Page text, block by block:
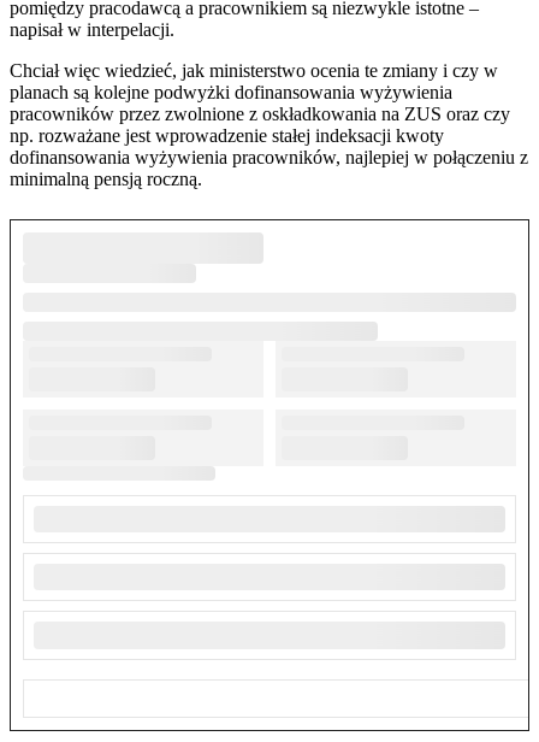
pomiędzy pracodawcą a pracownikiem są niezwykle istotne –
napisał w interpelacji.
Chciał więc wiedzieć, jak ministerstwo ocenia te zmiany i czy w
planach są kolejne podwyżki dofinansowania wyżywienia
pracowników przez zwolnione z oskładkowania na ZUS oraz czy
np. rozważane jest wprowadzenie stałej indeksacji kwoty
dofinansowania wyżywienia pracowników, najlepiej w połączeniu z
minimalną pensją roczną.